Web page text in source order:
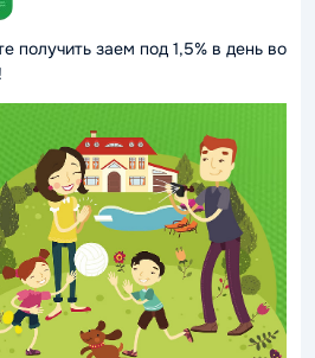
получить заем под 1,5% в день во